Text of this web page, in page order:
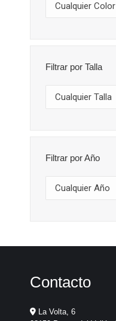
Cualquier Color
Filtrar por Talla
Cualquier Talla
Filtrar por Año
Cualquier Año
Contacto
La Volta, 6